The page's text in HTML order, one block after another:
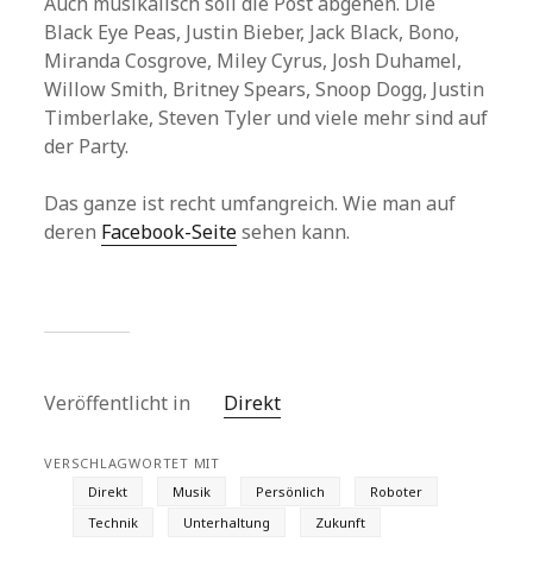
Black Eye Peas, Justin Bieber, Jack Black, Bono,
Miranda Cosgrove, Miley Cyrus, Josh Duhamel,
Willow Smith, Britney Spears, Snoop Dogg, Justin
Timberlake, Steven Tyler und viele mehr sind auf
der Party.
Das ganze ist recht umfangreich. Wie man auf
deren Facebook-Seitesehen kann.
Veröffentlicht in Direkt
VERSCHLAGWORTET MIT
Direkt
Musik Persönlich
Roboter
Technik
Unterhaltung Zukunft